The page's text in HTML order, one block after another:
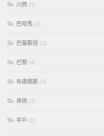
川西 (1)
巴哈馬 (1)
巴基斯坦 (1)
巴黎 (4)
布達佩斯 (1)
帛琉 (1)
平戶 (1)